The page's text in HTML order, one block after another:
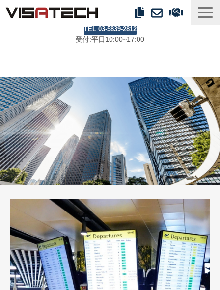
TEL 03-5839-2812
受付:平日10:00~17:00
事業紹介